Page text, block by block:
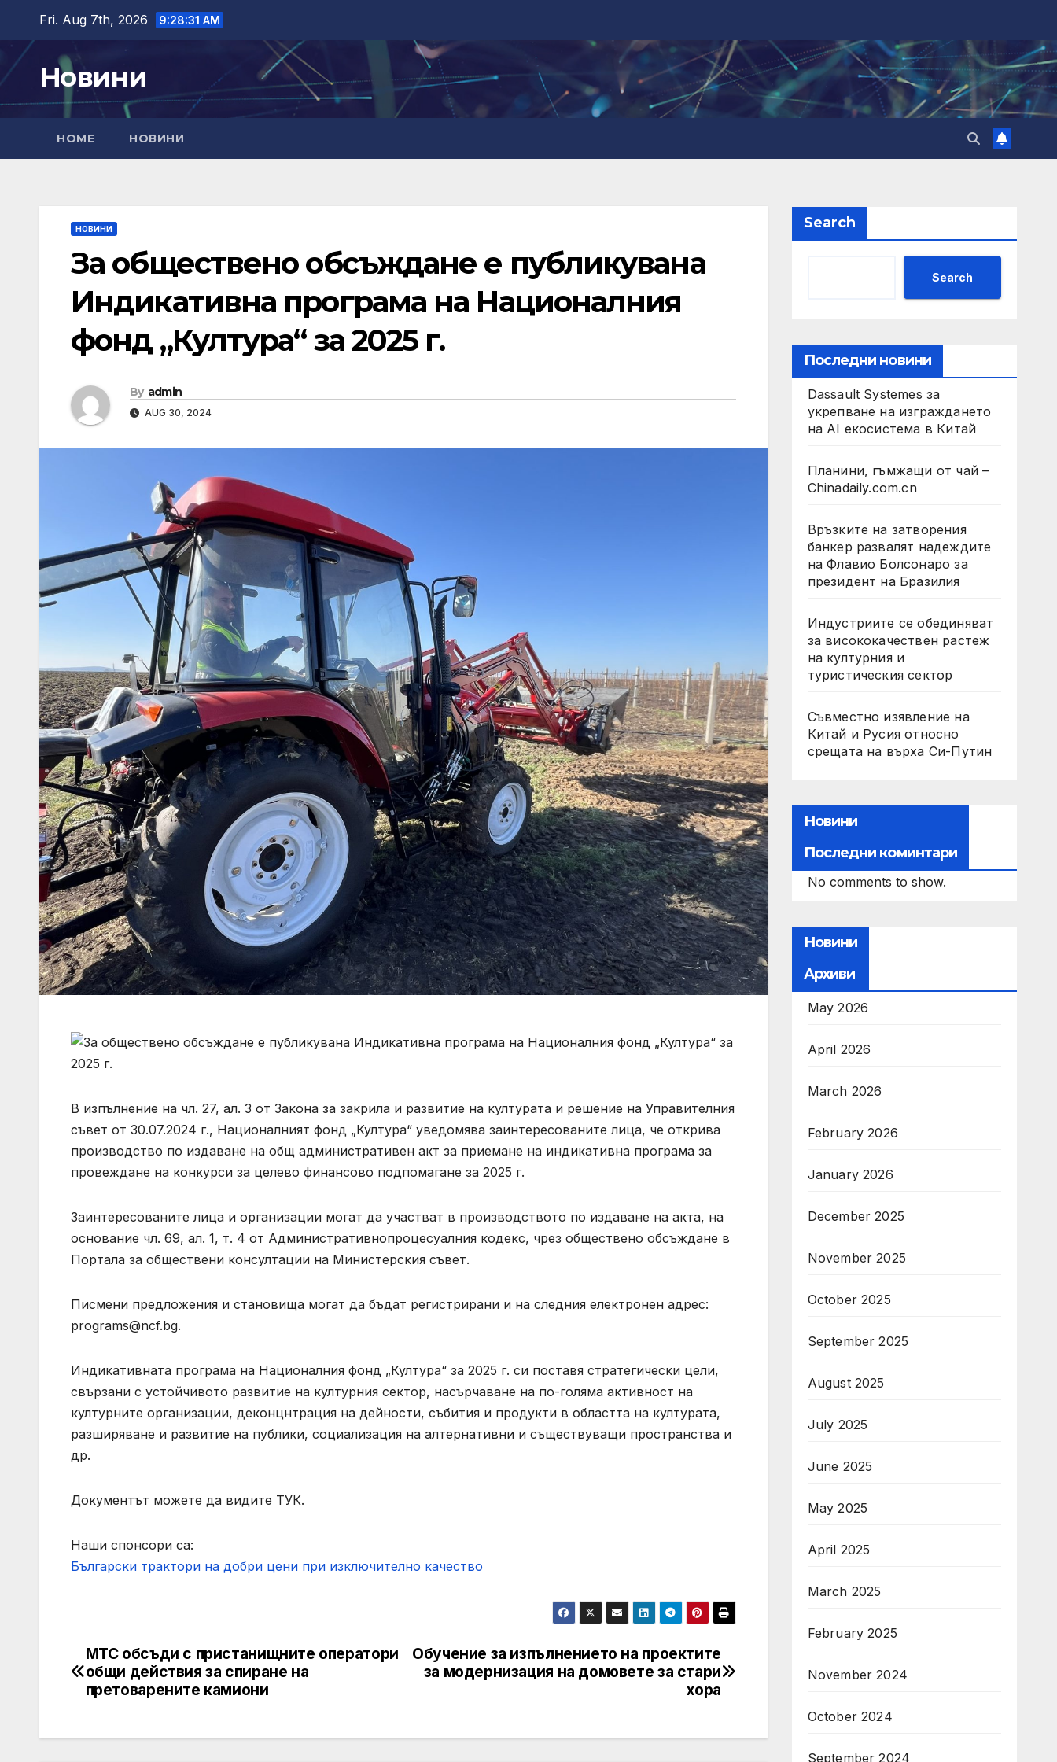
content
Fri. Aug 7th, 2026 9:28:33 AM
Новини
HOME НОВИНИ
НОВИНИ
За обществено обсъждане е публикувана
Индикативна програма на Националния
фонд „Култура“ за 2025 г.
By admin
AUG 30, 2024
В изпълнение на чл. 27, ал. 3 от Закона за закрила и развитие на културата и решение на Управителния
съвет от 30.07.2024 г., Националният фонд „Култура“ уведомява заинтересованите лица, че открива
производство по издаване на общ административен акт за приемане на индикативна програма за
провеждане на конкурси за целево финансово подпомагане за 2025 г.
Заинтересованите лица и организации могат да участват в производството по издаване на акта, на
основание чл. 69, ал. 1, т. 4 от Административнопроцесуалния кодекс, чрез обществено обсъждане в
Портала за обществени консултации на Министерския съвет.
Писмени предложения и становища могат да бъдат регистрирани и на следния електронен адрес:
programs@ncf.bg.
Индикативната програма на Националния фонд „Култура“ за 2025 г. си поставя стратегически цели,
свързани с устойчивото развитие на културния сектор, насърчаване на по-голяма активност на
културните организации, деконцнтрация на дейности, събития и продукти в областта на културата,
разширяване и развитие на публики, социализация на алтернативни и съществуващи пространства и
др.
Документът можете да видите ТУК.
Наши спонсори са:
Български трактори на добри цени при изключително качество
Post
navigation
Обучение за изпълнението на проектите
за модернизация на домовете за стари
хора
МТС обсъди с пристанищните оператори
общи действия за спиране на
претоварените камиони
Search
Search
Последни новини
Dassault Systemes за
укрепване на изграждането
на AI екосистема в Китай
Планини, гъмжащи от чай –
Chinadaily.com.cn
Връзките на затворения
банкер развалят надеждите
на Флавио Болсонаро за
президент на Бразилия
Индустриите се обединяват
за висококачествен растеж
на културния и
туристическия сектор
Съвместно изявление на
Китай и Русия относно
срещата на върха Си-Путин
Новини
Последни коминтари
No comments to show.
Новини
Архиви
May 2026
April 2026
March 2026
February 2026
January 2026
December 2025
November 2025
October 2025
September 2025
August 2025
July 2025
June 2025
May 2025
April 2025
March 2025
February 2025
November 2024
October 2024
September 2024